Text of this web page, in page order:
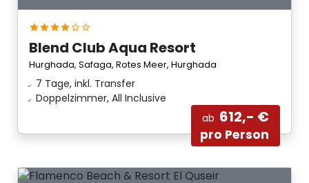
Blend Club Aqua Resort
Hurghada, Safaga, Rotes Meer, Hurghada
7 Tage, inkl. Transfer
Doppelzimmer, All Inclusive
ab 612,- €
pro Person